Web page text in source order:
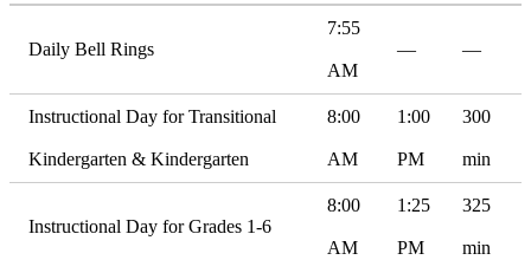
Daily Bell Rings
7:55
AM
— —
Instructional Day for Transitional
Kindergarten & Kindergarten
8:00
AM
1:00
PM
300
min
Instructional Day for Grades 1-6
8:00
AM
1:25
PM
325
min